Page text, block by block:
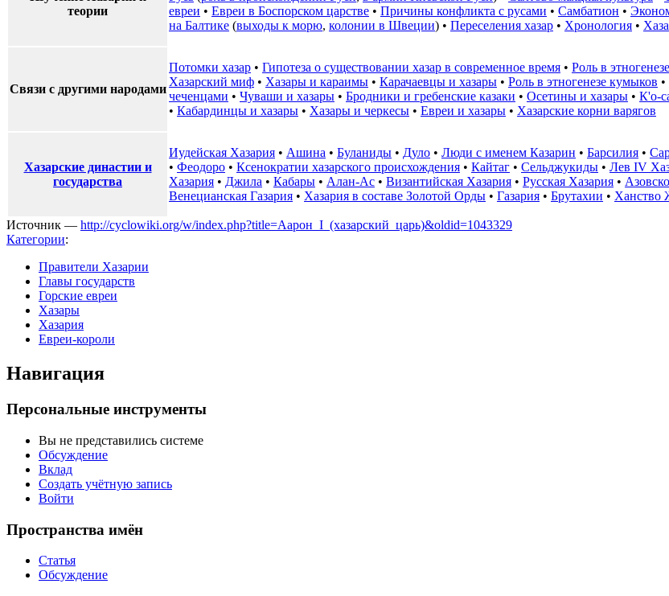
теории
евреи • Евреи в Боспорском царстве • Причины конфликта с русами • Самбатион •
на Балтике (выходы к морю, колонии в Швеции) • Переселения хазар • Хронология •
Связи с другими народами
Потомки хазар • Гипотеза о существовании хазар в современное время • Роль в
Хазарский миф • Хазары и караимы • Карачаевцы и хазары • Роль в этногенезе кумыков •
чеченцами • Чуваши и хазары • Бродники и гребенские казаки • Осетины и хазары • К'о-
• Кабардинцы и хазары • Хазары и черкесы • Евреи и хазары • Хазарские корни варягов
Хазарские династии и
государства
Иудейская Хазария • Ашина • Буланиды • Дуло • Люди с именем Казарин • Барсилия •
• Феодоро • Ксенократии хазарского происхождения • Кайтаг • Сельджукиды • Лев IV
Хазария • Джила • Кабары • Алан-Ас • Византийская Хазария • Русская Хазария •
Венецианская Газария • Хазария в составе Золотой Орды • Газария • Брутахии • Ханство
Источник — http://cyclowiki.org/w/index.php?title=Аарон_I_(хазарский_царь)&oldid=1043329
Категории:
Правители Хазарии
Главы государств
Горские евреи
Хазары
Хазария
Евреи-короли
Навигация
Персональные инструменты
Вы не представились системе
Обсуждение
Вклад
Создать учётную запись
Войти
Пространства имён
Статья
Обсуждение